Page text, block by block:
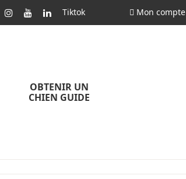
Tiktok Mon compte
OBTENIR UN
CHIEN GUIDE